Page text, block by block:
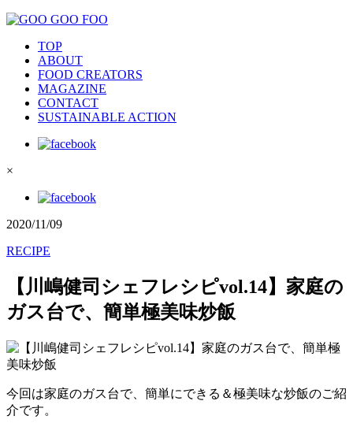
TOP
ABOUT
FOOD CREATORS
MAGAZINE
CONTACT
SUSTAINABLE ACTION
×
2020/11/09
RECIPE
【川嶋健司シェフレシピvol.14】家庭の
ガス台で、簡単極美味炒飯
今回は家庭のガス台で、簡単にできる＆極美味な炒飯のご紹
介です。